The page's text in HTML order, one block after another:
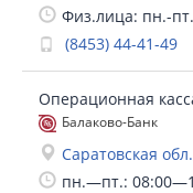
Физ.лица: пн.-
(8453) 44-41-49
Операционная
Балаково-Банк
Саратовская
пн.—пт.: